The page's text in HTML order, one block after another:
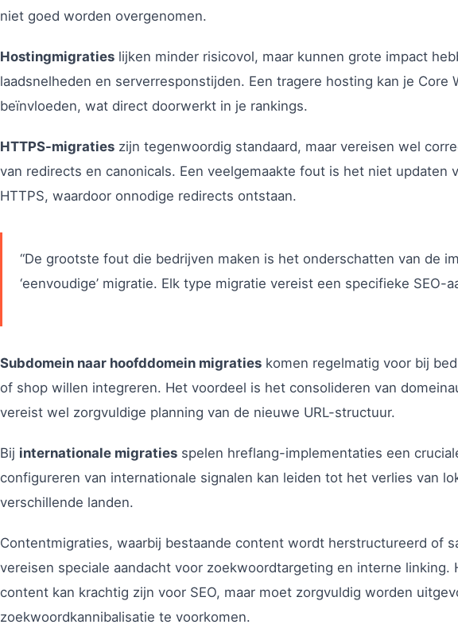
niet goed worden overgenomen.
Hostingmigraties lijken minder risicovol, maar kunnen grote impact
laadsnelheden en serverresponstijden. Een tragere hosting kan je Core
beïnvloeden, wat direct doorwerkt in je rankings.
HTTPS-migraties zijn tegenwoordig standaard, maar vereisen wel
van redirects en canonicals. Een veelgemaakte fout is het niet updaten
HTTPS, waardoor onnodige redirects ontstaan.
“De grootste fout die bedrijven maken is het onderschatten van de
‘eenvoudige’ migratie. Elk type migratie vereist een specifieke SEO-
Subdomein naar hoofddomein migraties komen regelmatig voor bij
of shop willen integreren. Het voordeel is het consolideren van
vereist wel zorgvuldige planning van de nieuwe URL-structuur.
Bij internationale migraties spelen hreflang-implementaties een
configureren van internationale signalen kan leiden tot het verlies van
verschillende landen.
Contentmigraties, waarbij bestaande content wordt herstructureerd of
vereisen speciale aandacht voor zoekwoordtargeting en interne linking.
content kan krachtig zijn voor SEO, maar moet zorgvuldig worden
zoekwoordkannibalisatie te voorkomen.